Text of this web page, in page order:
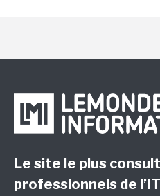
Le site le plus
professionnels de